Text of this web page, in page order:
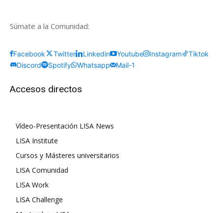
Súmate a la Comunidad:
Facebook Twitter Linkedin Youtube Instagram
Tiktok
Discord
Spotify Whatsapp Mail-1
Accesos directos
Vídeo-Presentación LISA News
LISA Institute
Cursos y Másteres universitarios
LISA Comunidad
LISA Work
LISA Challenge